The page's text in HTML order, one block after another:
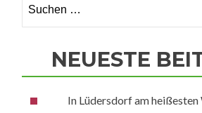
nach:
NEUESTE
In Lüdersdorf am heißesten